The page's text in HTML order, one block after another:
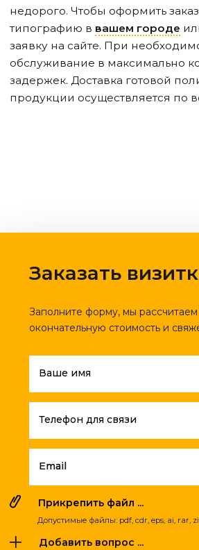
недорого. Чтобы оформить
типографию в вашем городе
заявку на сайте. При
обслуживание в максимально
задержек. Доставка готовой
продукции осуществляется по
Заказать
Заполните форму, мы
окончательную стоимость и
Ваше имя
Телефон для связи
Email
Прикрепить файл ...
Допустимые файлы: pdf, cdr, eps, ai, rar,
Добавить вопрос ...